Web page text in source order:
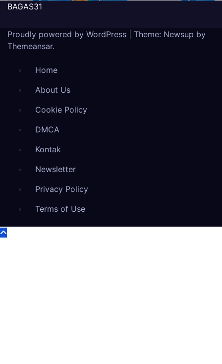
BAGAS31
Proudly powered by WordPress
Theme: Newsup by
Themeansar.
Home
About Us
Cookie Policy
DMCA
Kontak
Newsletter
Privacy Policy
Terms of Use